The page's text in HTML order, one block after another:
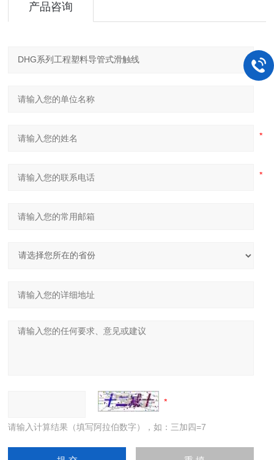
产品咨询
请输入计算结果（填写阿拉伯数字），如：三加四=7